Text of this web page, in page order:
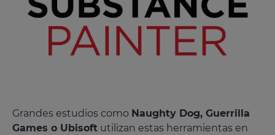
Grandes estudios como Naughty Dog, Guerrilla
Games o Ubisoft utilizan estas herramientas en